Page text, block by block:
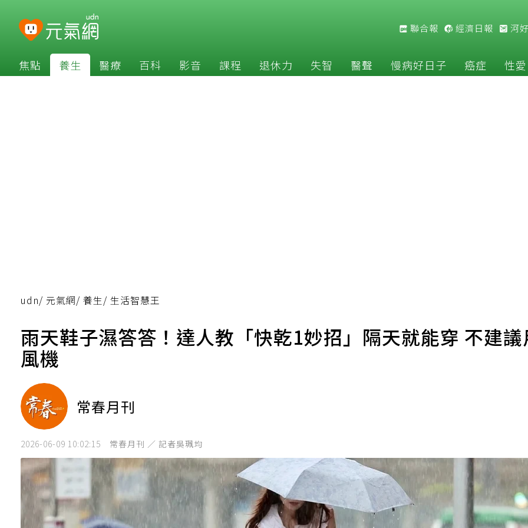
聯合報 經濟日報 河
焦點 養生 醫療 百科 影音 課程 退休力 失智 醫聲 慢病好日子 癌症 性愛
udn/ 元氣網/ 養生/ 生活智慧王
雨天鞋子濕答答！達人教「快乾1妙招」隔天就能穿 不建
風機
常春月刊
2026-06-09 10:02:15 常春月刊 ／ 記者吳珮均